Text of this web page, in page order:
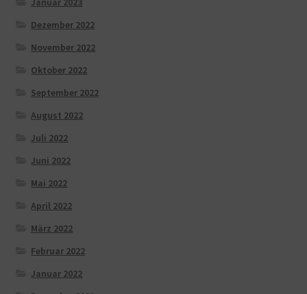
Dezember 2022
November 2022
Oktober 2022
September 2022
August 2022
Juli 2022
Juni 2022
Mai 2022
April 2022
März 2022
Februar 2022
Januar 2022